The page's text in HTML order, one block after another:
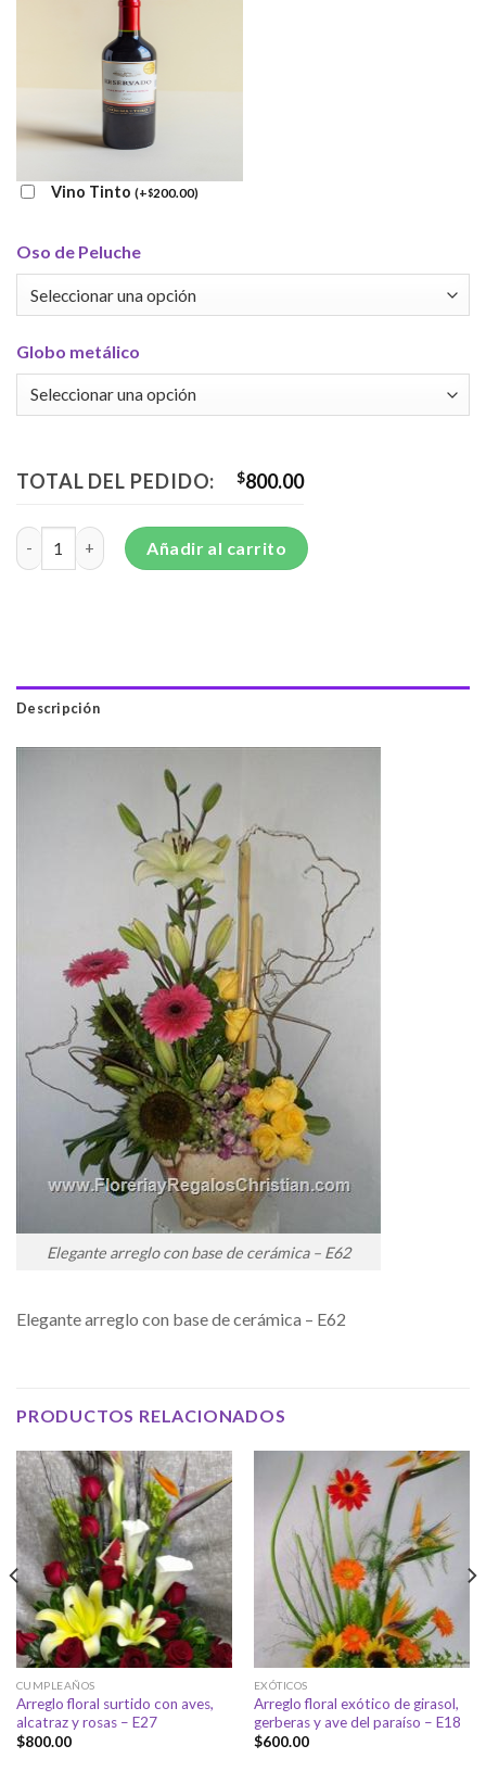
Vino Tinto (+$200.00)
Oso de Peluche
Globo metálico
TOTAL DEL PEDIDO: $800.00
E62 - Elegante arreglo con base de cerámica cantidad
Añadir al carrito
Descripción
Elegante arreglo con base de cerámica – E62
Elegante arreglo con base de cerámica – E62
PRODUCTOS RELACIONADOS
CUMPLEAÑOS
Arreglo floral surtido con aves,
alcatraz y rosas – E27
$800.00
EXÓTICOS
Arreglo floral exótico de girasol,
gerberas y ave del paraíso – E18
$600.00